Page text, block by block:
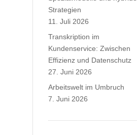
Strategien
11. Juli 2026
Transkription im
Kundenservice: Zwischen
Effizienz und Datenschutz
27. Juni 2026
Arbeitswelt im Umbruch
7. Juni 2026